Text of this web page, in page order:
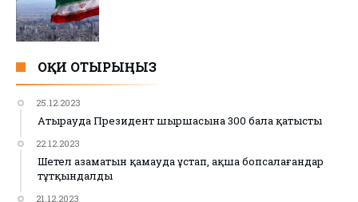
ОҚИ ОТЫРЫҢЫЗ
25.12.2023
Атырауда Президент шыршасына 300 бала қатысты
22.12.2023
Шетел азаматын қамауда ұстап, ақша бопсалағандар
тұтқындалды
21.12.2023